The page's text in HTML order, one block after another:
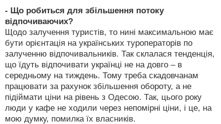
- Що робиться для збільшення потоку
відпочиваючих?
Щодо залучення туристів, то нині максимальною має
бути орієнтація на українських туроператорів по
залученню відпочивальників. Так склалася тенденція,
що їдуть відпочивати українці не на довго – в
середньому на тиждень. Тому треба скадовчанам
працювати за рахунок збільшення обороту, а не
підіймати ціни на рівень з Одесою. Так, цього року
люди у кафе не ходили через непомірні ціни, і це, на
мою думку, помилка їх власників.